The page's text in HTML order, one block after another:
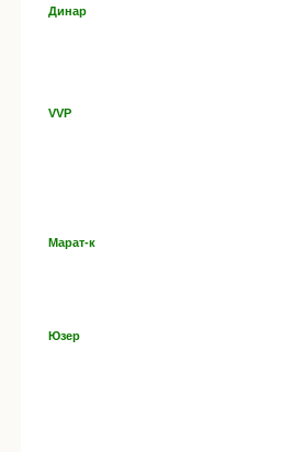
Динар
VVP
Марат-к
Юзер